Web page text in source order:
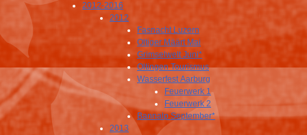
2012-2016
2012
Fasnacht Luzern
Oltiger Määrt Mai
Grimselwelt Juni*
Oltingen Tourismus
Wasserfest Aarburg
Feuerwerk 1
Feuerwerk 2
Bannalp September*
2013